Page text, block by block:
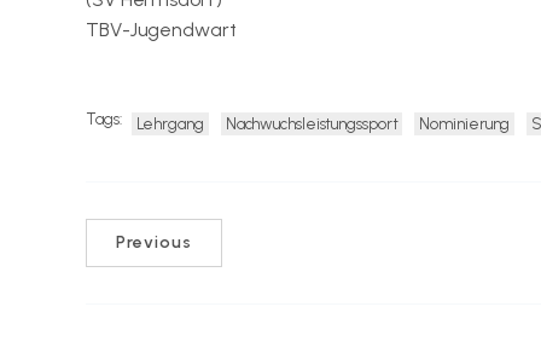
TBV-Jugendwart
Tags: Lehrgang Nachwuchsleistungssport Nominierung
Previous